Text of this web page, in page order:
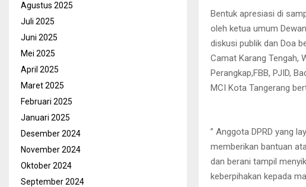
Bentuk apresiasi di
oleh ketua umum
diskusi publik dan Doa
Camat Karang Tengah,
Perangkap,FBB, PJID,
MCI Kota Tangerang
” Anggota DPRD yang
memberikan bantuan
dan berani tampil
keberpihakan kepada
Agustus 2025
Juli 2025
Juni 2025
Mei 2025
April 2025
Maret 2025
Februari 2025
Januari 2025
Desember 2024
November 2024
Oktober 2024
September 2024